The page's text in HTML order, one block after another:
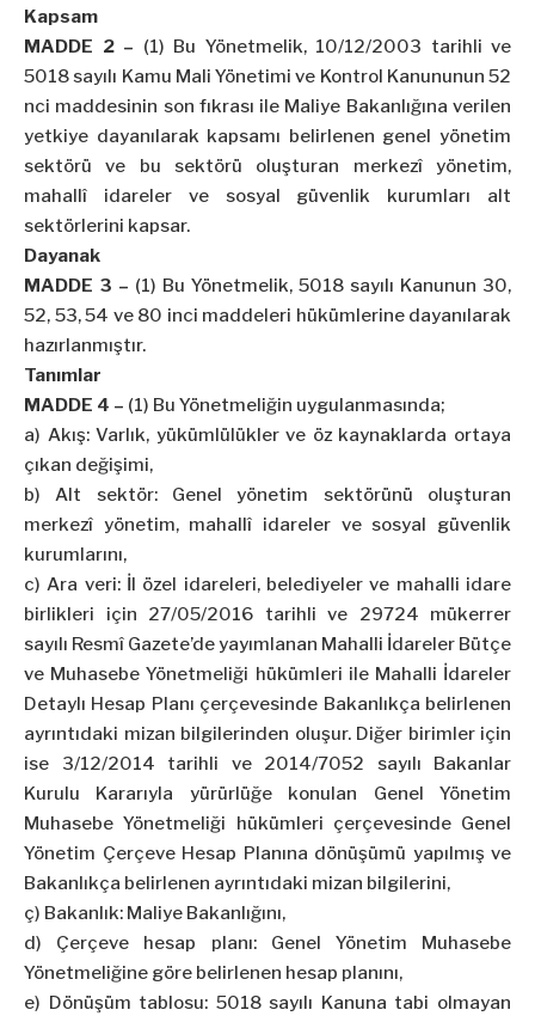
Kapsam
MADDE 2 – (1) Bu Yönetmelik, 10/12/2003 tarihli ve
5018 sayılı Kamu Mali Yönetimi ve Kontrol Kanununun 52
nci maddesinin son fıkrası ile Maliye Bakanlığına verilen
yetkiye dayanılarak kapsamı belirlenen genel yönetim
sektörü ve bu sektörü oluşturan merkezî yönetim,
mahallî idareler ve sosyal güvenlik kurumları alt
sektörlerini kapsar.
Dayanak
MADDE 3 – (1) Bu Yönetmelik, 5018 sayılı Kanunun 30,
52, 53, 54 ve 80 inci maddeleri hükümlerine dayanılarak
hazırlanmıştır.
Tanımlar
MADDE 4 – (1) Bu Yönetmeliğin uygulanmasında;
a) Akış: Varlık, yükümlülükler ve öz kaynaklarda ortaya
çıkan değişimi,
b) Alt sektör: Genel yönetim sektörünü oluşturan
merkezî yönetim, mahallî idareler ve sosyal güvenlik
kurumlarını,
c) Ara veri: İl özel idareleri, belediyeler ve mahalli idare
birlikleri için 27/05/2016 tarihli ve 29724 mükerrer
sayılı Resmî Gazete’de yayımlanan Mahalli İdareler Bütçe
ve Muhasebe Yönetmeliği hükümleri ile Mahalli İdareler
Detaylı Hesap Planı çerçevesinde Bakanlıkça belirlenen
ayrıntıdaki mizan bilgilerinden oluşur. Diğer birimler için
ise 3/12/2014 tarihli ve 2014/7052 sayılı Bakanlar
Kurulu Kararıyla yürürlüğe konulan Genel Yönetim
Muhasebe Yönetmeliği hükümleri çerçevesinde Genel
Yönetim Çerçeve Hesap Planına dönüşümü yapılmış ve
Bakanlıkça belirlenen ayrıntıdaki mizan bilgilerini,
ç) Bakanlık: Maliye Bakanlığını,
d) Çerçeve hesap planı: Genel Yönetim Muhasebe
Yönetmeliğine göre belirlenen hesap planını,
e) Dönüşüm tablosu: 5018 sayılı Kanuna tabi olmayan